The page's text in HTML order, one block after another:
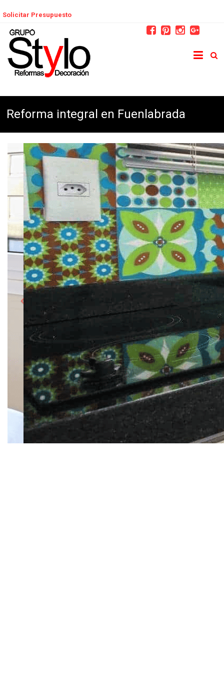
Solicitar Presupuesto
Reforma integral en Fuenlabrada